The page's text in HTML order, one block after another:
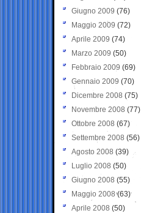
Giugno 2009 (76)
Maggio 2009 (72)
Aprile 2009 (74)
Marzo 2009 (50)
Febbraio 2009 (69)
Gennaio 2009 (70)
Dicembre 2008 (75)
Novembre 2008 (77)
Ottobre 2008 (67)
Settembre 2008 (56)
Agosto 2008 (39)
Luglio 2008 (50)
Giugno 2008 (55)
Maggio 2008(63)
Aprile 2008 (50)